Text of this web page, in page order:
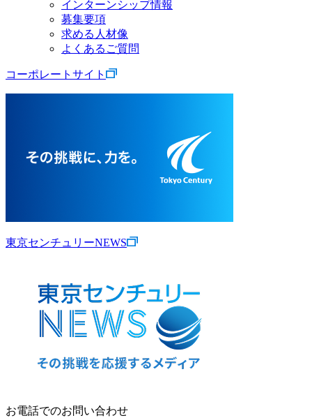
インターンシップ情報
募集要項
求める人材像
よくあるご質問
コーポレートサイト
東京センチュリーNEWS
お電話でのお問い合わせ